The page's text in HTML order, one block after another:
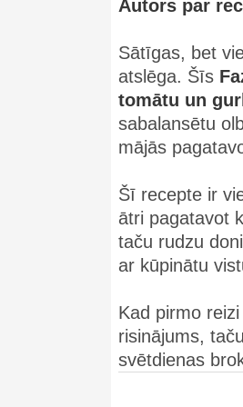
Autors par
Sātīgas, bet
atslēga. Šīs
tomātu un
sabalansētu
mājās
Šī recepte ir
ātri pagatavot
taču rudzu
ar kūpinātu
Kad pirmo
risinājums,
svētdienas